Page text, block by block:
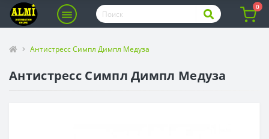
0
Антистресс Симпл Димпл Медуза
Антистресс Симпл Димпл Медуза